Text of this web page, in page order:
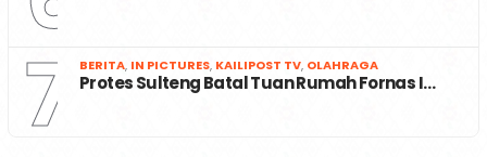
7 BERITA, IN PICTURES, KAILIPOST TV, OLAHRAGA
Protes Sulteng Batal Tuan Rumah Fornas I…